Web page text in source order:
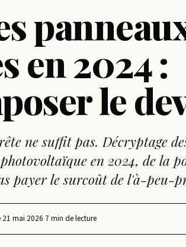
en 2024 :
le
ne suffit pas. Décryptage
en 2024, de la
payer le surcoût de l'à-peu-
21 mai 2026·7 min de lecture